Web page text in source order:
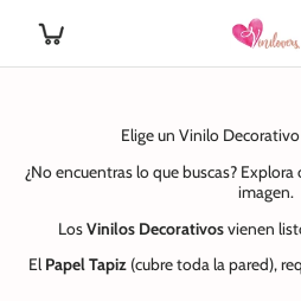
Elige un Vinilo
¿No encuentras lo que buscas?
imagen.
LosVinilos Decorativosvienen
El Papel Tapiz (cubre toda la pared),